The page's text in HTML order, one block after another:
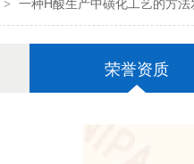
>
荣誉资质